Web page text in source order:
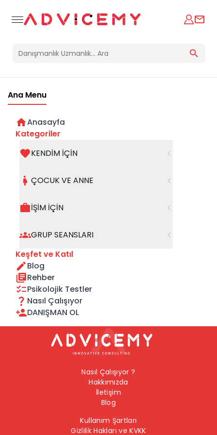
Ana Menu
Anasayfa
Kategoriler
KENDİM İÇİN
ÇOCUK VE ANNE
İŞİM İÇİN
GRUP SEANSLARI
Keşfet ve Katıl
Blog
Rehber
Psikolojik Testler
Nasıl Çalışıyor
DANIŞMAN OL
halinde whatsapp hattımızdan iletişime
Nasıl Çalışıyor ?
Hakkımızda
İletişim
Blog
Kullanım Şartları
Gizlilik Hakları ve KVKK